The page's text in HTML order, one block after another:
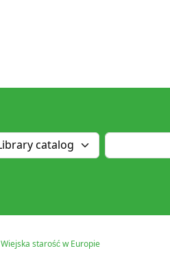
Wiejska starość w Europie